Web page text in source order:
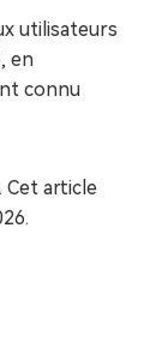
utilisateurs
en
connu
Cet article